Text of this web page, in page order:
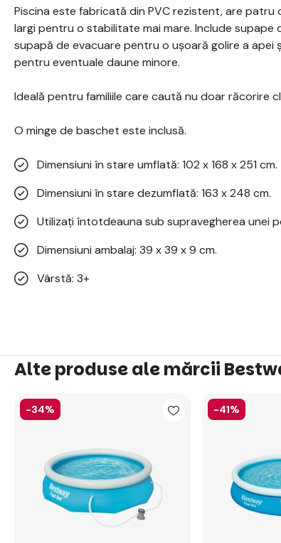
Piscina este fabricată din PVC rezistent, are
largi pentru o stabilitate mai mare. Include supape
supapă de evacuare pentru o ușoară golire a apei
pentru eventuale daune minore.
Ideală pentru familiile care caută nu doar răcorire
O minge de baschet este inclusă.
Dimensiuni în stare umflată: 102 x 168 x 251 cm.
Dimensiuni în stare dezumflată: 163 x 248 cm.
Utilizați întotdeauna sub supravegherea unei
Dimensiuni ambalaj: 39 x 39 x 9 cm.
Vârstă: 3+
Alte produse ale mărcii
-34% -41%